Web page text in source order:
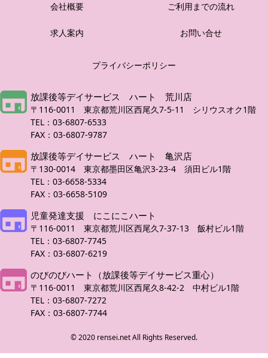
会社概要 ご利用までの流れ
求人案内 お問い合せ
プライバシーポリシー
放課後等デイサービス ハート 荒川店
〒116-0011 東京都荒川区西尾久7-5-11 シリウスオク1階
TEL：03-6807-6533
FAX：03-6807-9787
放課後等デイサービス ハート 亀沢店
〒130-0014 東京都墨田区亀沢3-23-4 須田ビル1階
TEL：03-6658-5334
FAX：03-6658-5109
児童発達支援 にこにこハート
〒116-0011 東京都荒川区西尾久7-37-13 飯村ビル1階
TEL：03-6807-7745
FAX：03-6807-6219
のびのびハート（放課後等デイサービス重心）
〒116-0011 東京都荒川区西尾久8-42-2 中村ビル1階
TEL：03-6807-7272
FAX：03-6807-7744
© 2020 rensei.net All Rights Reserved.